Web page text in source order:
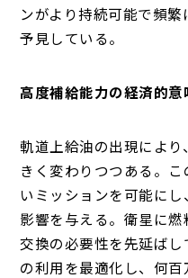
ンがより持続可能で頻
予見している。
高度補給能力の経済的意
軌道上給油の出現によ
きく変わりつつある。
いミッションを可能に
影響を与える。衛星に
交換の必要性を先延ば
の利用を最適化し、何